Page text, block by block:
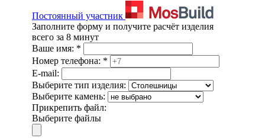
Постоянный участник
Заполните форму и получите расчёт изделия
всего за 8 минут
Ваше имя: *
Номер телефона: *
E-mail:
Выберите тип изделия:
Выберите камень:
Прикрепить файл:
Выберите файлы